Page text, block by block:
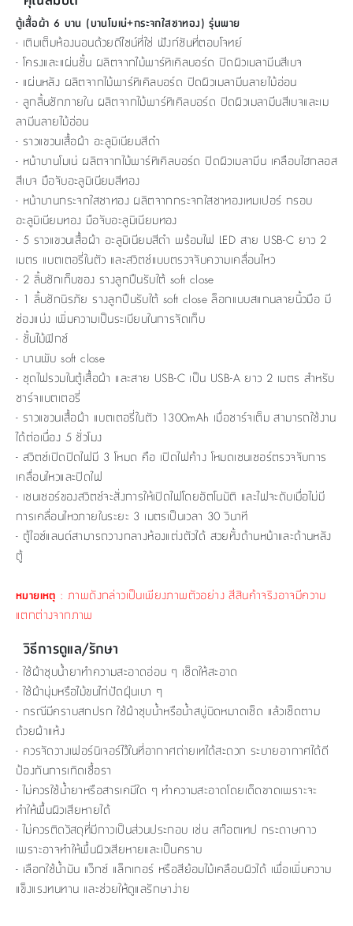
ตู้เสื้อผ้า 6 บาน (บานโมเน่+กระจกใสชาทอง) รุ่นพาย
- เติมเต็มห้องนอนด้วยดีไซน์ที่ใช่ ฟังก์ชันที่ตอบโจทย์
- โครงและแผ่นชั้น ผลิตจากไม้พาร์ทิเคิลบอร์ด ปิดผิวเมลามีนสีเบจ
- แผ่นหลัง ผลิตจากไม้พาร์ทิเคิลบอร์ด ปิดผิวเมลามีนลายไม้อ่อน
- ลูกลิ้นชักภายใน ผลิตจากไม้พาร์ทิเคิลบอร์ด ปิดผิวเมลามีนสีเบจและเม
ลามีนลายไม้อ่อน
- ราวแขวนเสื้อผ้า อะลูมิเนียมสีดำ
- หน้าบานโมเน่ ผลิตจากไม้พาร์ทิเคิลบอร์ด ปิดผิวเมลามีน เคลือบไฮกลอส
สีเบจ มือจับอะลูมิเนียมสีทอง
- หน้าบานกระจกใสชาทอง ผลิตจากกระจกใสชาทองเทมเปอร์ กรอบ
อะลูมิเนียมทอง มือจับอะลูมิเนียมทอง
- 5 ราวแขวนเสื้อผ้า อะลูมิเนียมสีดำ พร้อมไฟ LED สาย USB-C ยาว 2
เมตร แบตเตอรี่ในตัว และสวิตช์แบบตรวจจับความเคลื่อนไหว
- 2 ลิ้นชักเก็บของ รางลูกปืนรับใต้ soft close
- 1 ลิ้นชักนิรภัย รางลูกปืนรับใต้ soft close ล็อกแบบสแกนลายนิ้วมือ มี
ช่องแบ่ง เพิ่มความเป็นระเบียบในการจัดเก็บ
- ชั้นไม้ฟิกซ์
- บานพับ soft close
- ชุดไฟรวมในตู้เสื้อผ้า และสาย USB-C เป็น USB-A ยาว 2 เมตร สำหรับ
ชาร์จแบตเตอรี่
- ราวแขวนเสื้อผ้า แบตเตอรี่ในตัว 1300mAh เมื่อชาร์จเต็ม สามารถใช้งาน
ได้ต่อเนื่อง 5 ชั่วโมง
- สวิตช์เปิดปิดไฟมี 3 โหมด คือ เปิดไฟค้าง โหมดเซนเซอร์ตรวจจับการ
เคลื่อนไหวและปิดไฟ
- เซนเซอร์ของสวิตช์จะสั่งการให้เปิดไฟโดยอัตโนมัติ และไฟจะดับเมื่อไม่มี
การเคลื่อนไหวภายในระยะ 3 เมตรเป็นเวลา 30 วินาที
- ตู้ไอซ์แลนด์สามารถวางกลางห้องแต่งตัวได้ สวยทั้งด้านหน้าและด้านหลัง
ตู้
หมายเหตุ : ภาพดังกล่าวเป็นเพียงภาพตัวอย่าง สีสินค้าจริงอาจมีความ
แตกต่างจากภาพ
วิธีการดูแล/รักษา
- ใช้ผ้าชุบน้ำยาทำความสะอาดอ่อน ๆ เช็ดให้สะอาด
- ใช้ผ้านุ่มหรือไม้ขนไก่ปัดฝุ่นเบา ๆ
- กรณีมีคราบสกปรก ใช้ผ้าชุบน้ำหรือน้ำสบู่บิดหมาดเช็ด แล้วเช็ดตาม
ด้วยผ้าแห้ง
- ควรจัดวางเฟอร์นิเจอร์ไว้ในที่อากาศถ่ายเทได้สะดวก ระบายอากาศได้ดี
ป้องกันการเกิดเชื้อรา
- ไม่ควรใช้น้ำยาหรือสารเคมีใด ๆ ทำความสะอาดโดยเด็ดขาดเพราะจะ
ทำให้พื้นผิวเสียหายได้
- ไม่ควรติดวัสดุที่มีกาวเป็นส่วนประกอบ เช่น สก๊อตเทป กระดาษกาว
เพราะอาจทำให้พื้นผิวเสียหายและเป็นคราบ
- เลือกใช้น้ำมัน แว็กซ์ แล็กเกอร์ หรือสีย้อมไม้เคลือบผิวได้ เพื่อเพิ่มความ
แข็งแรงทนทาน และช่วยให้ดูแลรักษาง่าย